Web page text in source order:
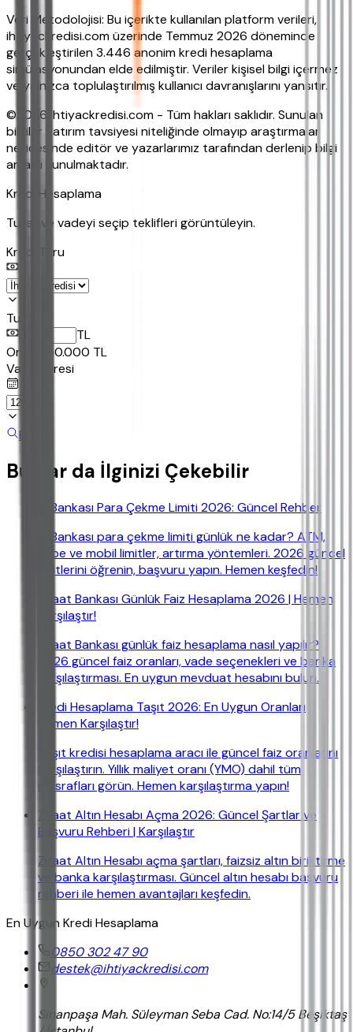
Veri Metodolojisi: Bu içerikte kullanılan platform verileri,
ihtiyackredisi.com üzerinde Temmuz 2026 döneminde
gerçekleştirilen 3.446 anonim kredi hesaplama
simülasyonundan elde edilmiştir. Veriler kişisel bilgi içermez
ve yalnızca toplulaştırılmış kullanıcı davranışlarını yansıtır.
©2026 ihtiyackredisi.com - Tüm hakları saklıdır. Sunulan
bilgiler yatırım tavsiyesi niteliğinde olmayıp araştırmalar
neticesinde editör ve yazarlarımız tarafından derlenip bilgi
amaçlı sunulmaktadır.
Kredi Hesaplama
Tutar ve vadeyi seçip teklifleri görüntüleyin.
Kredi Turu
Tutar
TL
Ornek:
50.000 TL
Vade Süresi
Bul
Bunlar da İlginizi Çekebilir
İş Bankası Para Çekme Limiti 2026: Güncel Rehber
İş Bankası para çekme limiti günlük ne kadar? ATM,
şube ve mobil limitler, artırma yöntemleri. 2026 güncel
limitlerini öğrenin, başvuru yapın. Hemen keşfedin!
Ziraat Bankası Günlük Faiz Hesaplama 2026 | Hemen
Karşılaştır!
Ziraat Bankası günlük faiz hesaplama nasıl yapılır?
2026 güncel faiz oranları, vade seçenekleri ve banka
karşılaştırması. En uygun mevduat hesabını bulun.
Kredi Hesaplama Taşıt 2026: En Uygun Oranları
Hemen Karşılaştır!
Taşıt kredisi hesaplama aracı ile güncel faiz oranlarını
karşılaştırın. Yıllık maliyet oranı (YMO) dahil tüm
masrafları görün. Hemen karşılaştırma yapın!
Ziraat Altın Hesabı Açma 2026: Güncel Şartlar ve
Başvuru Rehberi | Karşılaştır
Ziraat Altın Hesabı açma şartları, faizsiz altın biriktirme
ve banka karşılaştırması. Güncel altın hesabı başvuru
rehberi ile hemen avantajları keşfedin.
En Uygun Kredi Hesaplama
0850 302 47 90
destek@ihtiyackredisi.com
Sinanpaşa Mah. Süleyman Seba Cad. No:14/5 Beşiktaş